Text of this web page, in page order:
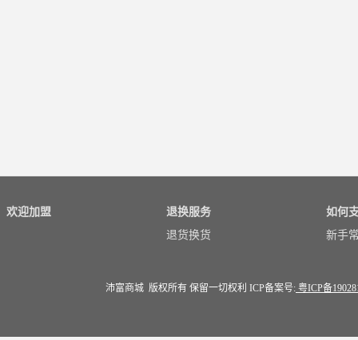
欢迎加盟
退换服务
退货换货
如何
新手
沛富商城 版权所有 保留一切权利 ICP备案号: 粤ICP备